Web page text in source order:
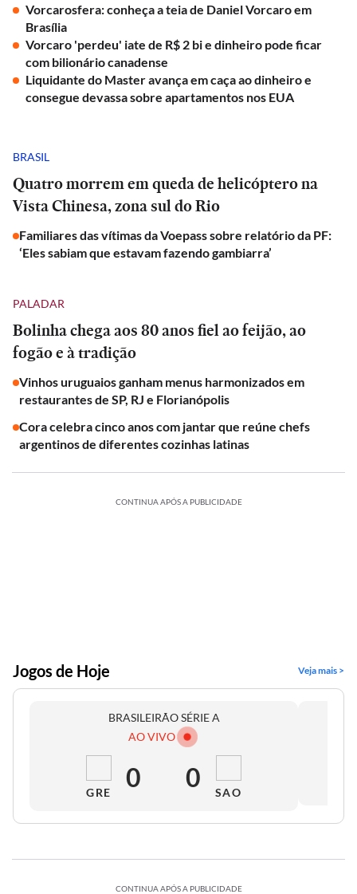
Vorcarosfera: conheça a teia de Daniel Vorcaro em
Brasília
Vorcaro 'perdeu' iate de R$ 2 bi e dinheiro pode ficar
com bilionário canadense
Liquidante do Master avança em caça ao dinheiro e
consegue devassa sobre apartamentos nos EUA
BRASIL
Quatro morrem em queda de helicóptero na
Vista Chinesa, zona sul do Rio
Familiares das vítimas da Voepass sobre relatório da PF:
‘Eles sabiam que estavam fazendo gambiarra’
PALADAR
Bolinha chega aos 80 anos fiel ao feijão, ao
fogão e à tradição
Vinhos uruguaios ganham menus harmonizados em
restaurantes de SP, RJ e Florianópolis
Cora celebra cinco anos com jantar que reúne chefs
argentinos de diferentes cozinhas latinas
CONTINUA APÓS A PUBLICIDADE
Jogos de Hoje Veja mais >
BRASILEIRÃO SÉRIE A
AO VIVO
GRE 0 0 SAO
CONTINUA APÓS A PUBLICIDADE